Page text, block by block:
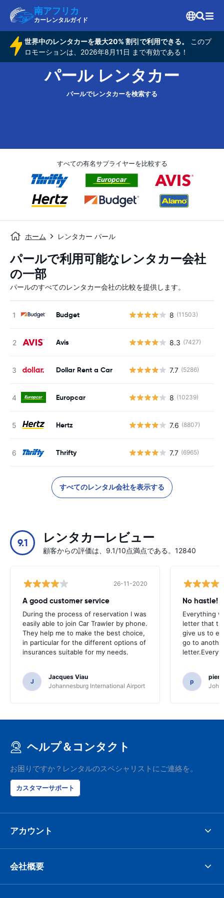
南アフリカ
カーレンタルガイド
世界中のレンタカーを最大20% 割引で利用できる。
このプ
ロモーションは、2026年8月11日 まで有効である！
パール レンタカー
パールでレンタカーを検索する
すべての有名サプライヤーを比較する
ホーム レンタカー パール
パールで利用可能なレンタカー会社
の一部
パールのすべてのレンタカー会社の比較を提供します。
Budget 8 (11503)
Avis 8.3 (7427)
Dollar Rent a Car 7.7 (5286)
Europcar 8 (10239)
Hertz 7.6 (8807)
Thrifty 7.7 (6965)
すべてのレンタル会社を表示する
9.1 レンタカーレビュー
顧客からの評価は、9.1/10点満点である。12840
26-11-2020
A good customer service
During the process of reservation I was
easily able to join Car Trawler by phone.
They help me to make the best choice,
in particular for the different options of
insurances suitable for my needs.
J
Jacques Viau
Johannesburg International Airport
No hastle!
Everything
letter that
give us to
go to
p
ヘルプ＆コンタクト
お困りですか？レンタルのスペシャリストにご連絡を。
カスタマーサポート
アカウント
会社概要